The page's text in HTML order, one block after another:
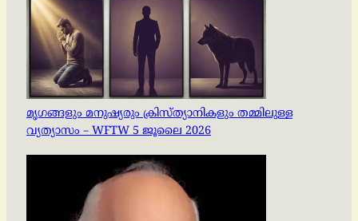
മൃഗങ്ങളും മനുഷ്യരും ക്രിസ്ത്യാനികളും തമ്മിലുള്ള
വ്യത്യാസം – WFTW 5 ജൂലൈ 2026